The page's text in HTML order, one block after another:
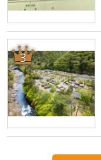
3